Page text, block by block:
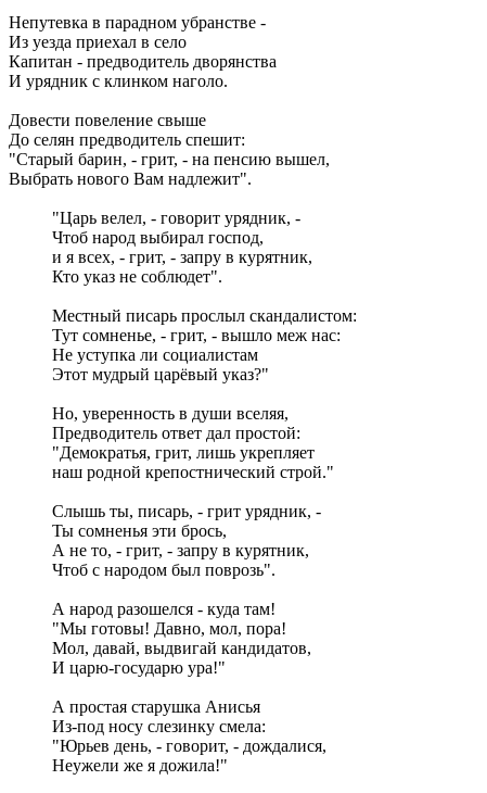
Непутевка в парадном убранстве -
Из уезда приехал в село
Капитан - предводитель дворянства
И урядник с клинком наголо.
Довести повеление свыше
До селян предводитель спешит:
"Старый барин, - грит, - на пенсию вышел,
Выбрать нового Вам надлежит".
"Царь велел, - говорит урядник, -
Чтоб народ выбирал господ,
и я всех, - грит, - запру в курятник,
Кто указ не соблюдет".
Местный писарь прослыл скандалистом:
Тут сомненье, - грит, - вышло меж нас:
Не уступка ли социалистам
Этот мудрый царёвый указ?"
Но, уверенность в души вселяя,
Предводитель ответ дал простой:
"Демократья, грит, лишь укрепляет
наш родной крепостнический строй."
Слышь ты, писарь, - грит урядник, -
Ты сомненья эти брось,
А не то, - грит, - запру в курятник,
Чтоб с народом был поврозь".
А народ разошелся - куда там!
"Мы готовы! Давно, мол, пора!
Мол, давай, выдвигай кандидатов,
И царю-государю ура!"
А простая старушка Анисья
Из-под носу слезинку смела:
"Юрьев день, - говорит, - дождалися,
Неужели же я дожила!"